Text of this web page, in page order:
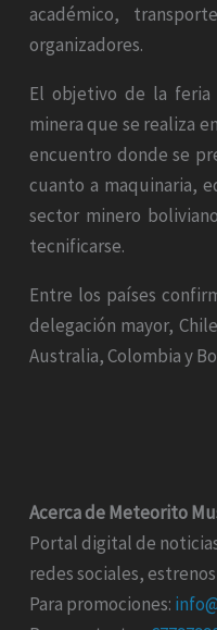
académico,
organizadores.
El objetivo de la feria
minera que se realiza
encuentro donde se
cuanto a maquinaria,
sector minero
tecnificarse.
Entre los países
delegación mayor,
Australia, Colombia y
Acerca de Meteorito
Portal digital de
redes sociales,
Para promociones: